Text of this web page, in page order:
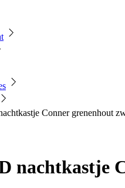
Conner grenenhout
nachtkastje